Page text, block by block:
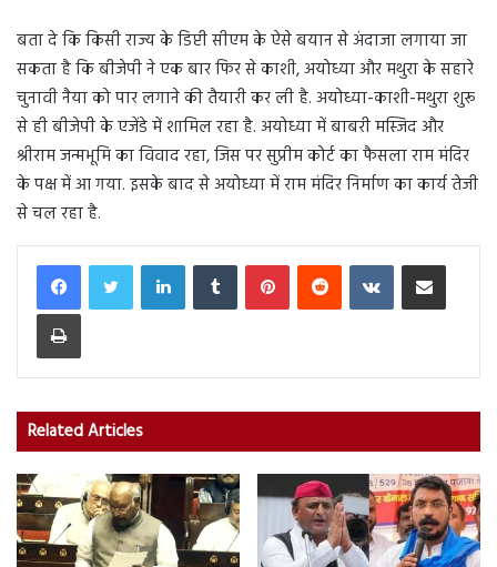
बता दे कि किसी राज्य के डिप्टी सीएम के ऐसे बयान से अंदाजा लगाया जा
सकता है कि बीजेपी ने एक बार फिर से काशी, अयोध्या और मथुरा के सहारे
चुनावी नैया को पार लगाने की तैयारी कर ली है. अयोध्या-काशी-मथुरा शुरू
से ही बीजेपी के एजेंडे में शामिल रहा है. अयोध्या में बाबरी मस्जिद और
श्रीराम जन्मभूमि का विवाद रहा, जिस पर सुप्रीम कोर्ट का फैसला राम मंदिर
के पक्ष में आ गया. इसके बाद से अयोध्या में राम मंदिर निर्माण का कार्य तेजी
से चल रहा है.
LinkedInTumblr PinterestReddit VKontakteShare via Email
Print
Related Articles